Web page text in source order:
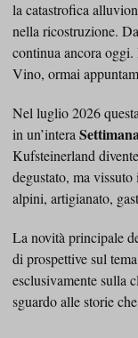
la catastrofica
nella ricostruzione.
continua ancora oggi.
Vino, ormai
Nel luglio 2026
in un’intera
Kufsteinerland
degustato, ma vissuto
alpini, artigianato,
La novità principale
di prospettive sul
esclusivamente sulla
sguardo alle storie